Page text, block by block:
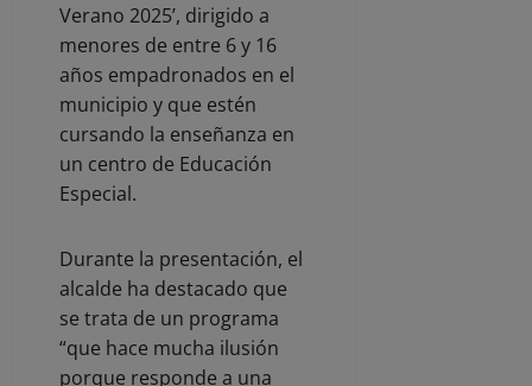
Verano 2025’, dirigido a
menores de entre 6 y 16
años empadronados en el
municipio y que estén
cursando la enseñanza en
un centro de Educación
Especial.
Durante la presentación, el
alcalde ha destacado que
se trata de un programa
“que hace mucha ilusión
porque responde a una